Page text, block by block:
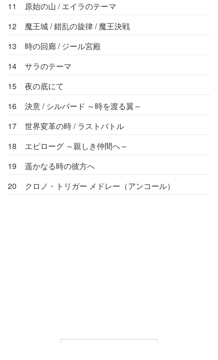
11
原始の山 / エイラのテーマ
12
魔王城 / 錯乱の旋律 / 魔王決戦
13
時の回廊 / ジール宮殿
14
サラのテーマ
15
夜の底にて
16
決意 / シルバード ～時を渡る翼～
17
世界変革の時 / ラストバトル
18
エピローグ ～親しき仲間へ～
19
遥かなる時の彼方へ
20
クロノ・トリガー メドレー（アンコール）